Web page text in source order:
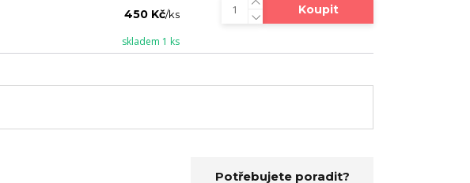
450 Kč/ks
skladem 1 ks
Koupit
Potřebujete poradit?